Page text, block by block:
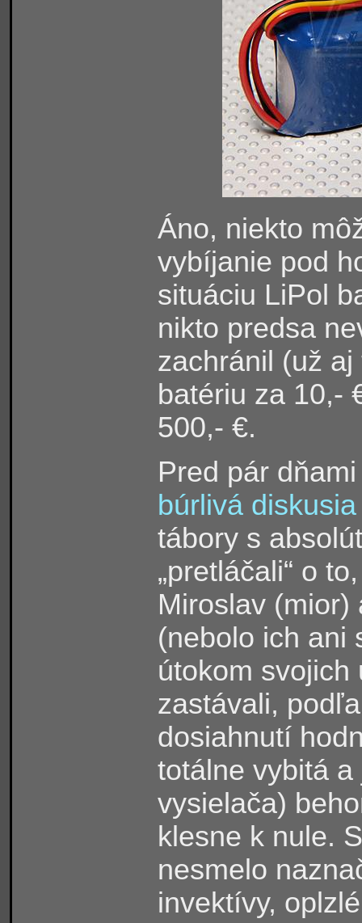
Áno, niekto
vybíjanie pod
situáciu LiPol
nikto predsa
zachránil (už aj
batériu za 10,-
500,- €.
Pred pár
búrlivá
tábory s
„pretláčali“ o
Miroslav
(nebolo ich ani
útokom svojich
zastávali,
dosiahnutí
totálne vybitá
vysielača)
klesne k nule.
nesmelo
invektívy,